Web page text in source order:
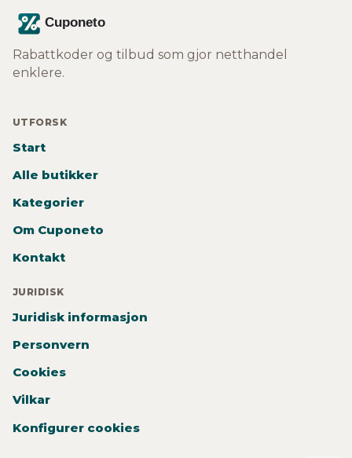
Rabattkoder og tilbud som gjor netthandel
enklere.
UTFORSK
Start
Alle butikker
Kategorier
Om Cuponeto
Kontakt
JURIDISK
Juridisk informasjon
Personvern
Cookies
Vilkar
Konfigurer cookies